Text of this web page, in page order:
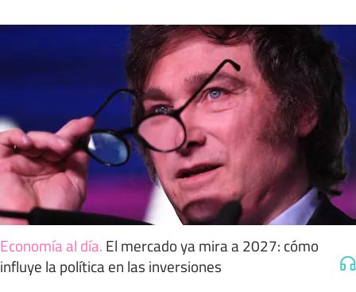
Economía al día. El mercado ya mira a 2027: cómo
influye la política en las inversiones